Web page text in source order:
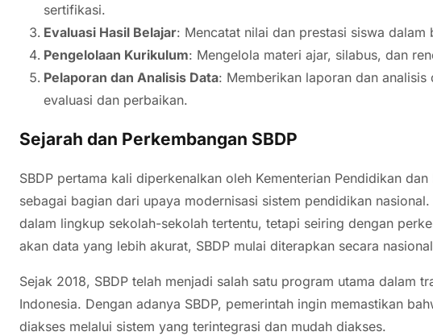
sertifikasi.
Evaluasi Hasil Belajar: Mencatat nilai dan prestasi siswa dalam
Pengelolaan Kurikulum: Mengelola materi ajar, silabus, dan
Pelaporan dan Analisis Data: Memberikan laporan dan
evaluasi dan perbaikan.
Sejarah dan Perkembangan SBDP
SBDP pertama kali diperkenalkan oleh Kementerian Pendidikan
sebagai bagian dari upaya modernisasi sistem pendidikan
dalam lingkup sekolah-sekolah tertentu, tetapi seiring dengan
akan data yang lebih akurat, SBDP mulai diterapkan secara
Sejak 2018, SBDP telah menjadi salah satu program utama dalam
Indonesia. Dengan adanya SBDP, pemerintah ingin memastikan
diakses melalui sistem yang terintegrasi dan mudah diakses.